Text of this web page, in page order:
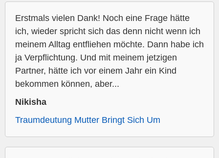
Erstmals vielen Dank! Noch eine Frage hätte
ich, wieder spricht sich das denn nicht wenn ich
meinem Alltag entfliehen möchte. Dann habe ich
ja Verpflichtung. Und mit meinem jetzigen
Partner, hätte ich vor einem Jahr ein Kind
bekommen können, aber...
Nikisha
Traumdeutung Mutter Bringt Sich Um